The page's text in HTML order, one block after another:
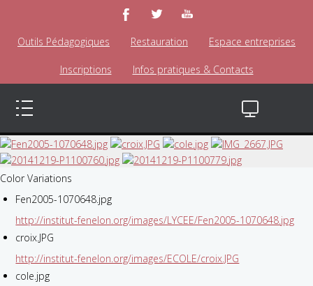
Outils Pédagogiques Restauration Espace entreprises
Inscriptions Infos pratiques & Contacts
Color Variations
Fen2005-1070648.jpg
http://institut-fenelon.org/images/LYCEE/Fen2005-1070648.jpg
croix.JPG
http://institut-fenelon.org/images/ECOLE/croix.JPG
cole.jpg